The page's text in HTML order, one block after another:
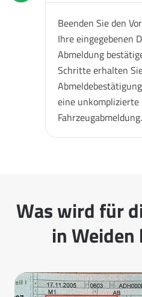
Beenden Sie den
Ihre eingegebenen
Abmeldung
Schritte erhalten
eine
Fahrzeugabmeldung.
Was wird für
in